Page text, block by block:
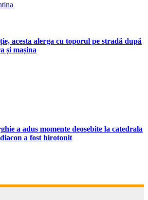
acesta alerga cu toporul pe stradă după
și mașina
a adus momente deosebite la catedrala
a fost hirotonit